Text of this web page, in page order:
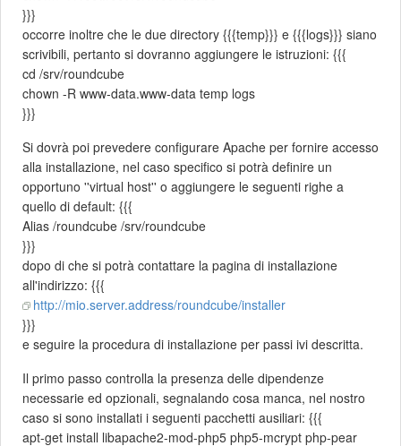
}}}
occorre inoltre che le due directory {{{temp}}} e {{{logs}}} siano
scrivibili, pertanto si dovranno aggiungere le istruzioni: {{{
cd /srv/roundcube
chown -R www-data.www-data temp logs
}}}
Si dovrà poi prevedere configurare Apache per fornire accesso
alla installazione, nel caso specifico si potrà definire un
opportuno ''virtual host'' o aggiungere le seguenti righe a
quello di default: {{{
Alias /roundcube /srv/roundcube
}}}
dopo di che si potrà contattare la pagina di installazione
all'indirizzo: {{{
http://mio.server.address/roundcube/installer
}}}
e seguire la procedura di installazione per passi ivi descritta.
Il primo passo controlla la presenza delle dipendenze
necessarie ed opzionali, segnalando cosa manca, nel nostro
caso si sono installati i seguenti pacchetti ausiliari: {{{
apt-get install libapache2-mod-php5 php5-mcrypt php-pear